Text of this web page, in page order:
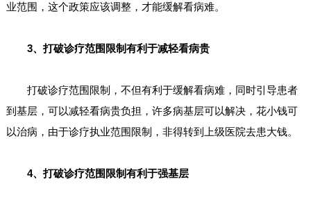
业范围，这个政策应该调整，才能缓解看病难。
3、打破诊疗范围限制有利于减轻看病贵
打破诊疗范围限制，不但有利于缓解看病难，同时引导患者
到基层，可以减轻看病贵负担，许多病基层可以解决，花小钱可
以治病，由于诊疗执业范围限制，非得转到上级医院去患大钱。
4、打破诊疗范围限制有利于强基层